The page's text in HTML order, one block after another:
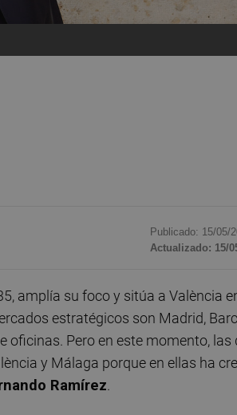
Publicado: 15/05/
Actualizado: 15/
amplía su foco y sitúa a València
estratégicos son Madrid,
oficinas. Pero en este momento, las
y Málaga porque en ellas ha
Ramírez.